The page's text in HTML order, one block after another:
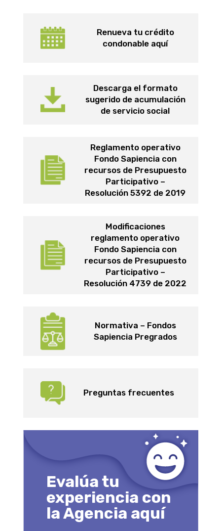
Renueva tu crédito
condonable aquí
Descarga el formato
sugerido de acumulación
de servicio social
Reglamento operativo
Fondo Sapiencia con
recursos de Presupuesto
Participativo –
Resolución 5392 de 2019
Modificaciones
reglamento operativo
Fondo Sapiencia con
recursos de Presupuesto
Participativo –
Resolución 4739 de 2022
Normativa – Fondos
Sapiencia Pregrados
Preguntas frecuentes
Evalúa tu
experiencia con
la Agencia aquí